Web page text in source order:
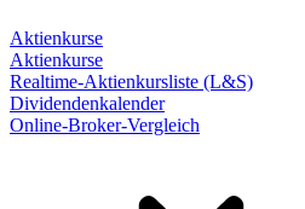
Aktienkurse
Aktienkurse
Realtime-Aktienkursliste (L&S)
Dividendenkalender
Online-Broker-Vergleich